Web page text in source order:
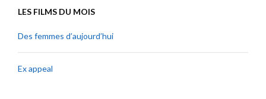
LES FILMS DU MOIS
Des femmes d’aujourd’hui
Ex appeal